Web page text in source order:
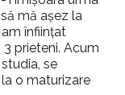
mă așez la
înființat
prieteni. Acum
se
o maturizare